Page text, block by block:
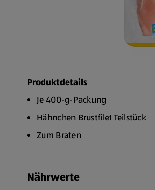
Produktdetails
Je 400-g-Packung
Hähnchen Brustfilet Teilstück
Zum Braten
Nährwerte